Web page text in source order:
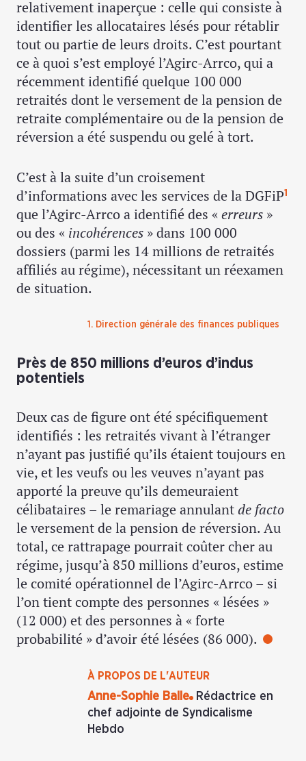
relativement inaperçue : celle qui consiste à
identifier les allocataires lésés pour rétablir
tout ou partie de leurs droits. C’est pourtant
ce à quoi s’est employé l’Agirc-Arrco, qui a
récemment identifié quelque 100 000
retraités dont le versement de la pension de
retraite complémentaire ou de la pension de
réversion a été suspendu ou gelé à tort.
1. Direction générale des finances publiques
C’est à la suite d’un croisement
d’informations avec les services de la DGFiP1
que l’Agirc-Arrco a identifié des « erreurs »
ou des « incohérences » dans 100 000
dossiers (parmi les 14 millions de retraités
affiliés au régime), nécessitant un réexamen
de situation.
Près de 850 millions d’euros d’indus
potentiels
À PROPOS DE L'AUTEUR
Anne-Sophie Balle
Rédactrice en
chef adjointe de Syndicalisme
Hebdo
Deux cas de figure ont été spécifiquement
identifiés : les retraités vivant à l’étranger
n’ayant pas justifié qu’ils étaient toujours en
vie, et les veufs ou les veuves n’ayant pas
apporté la preuve qu’ils demeuraient
célibataires – le remariage annulant de facto
le versement de la pension de réversion. Au
total, ce rattrapage pourrait coûter cher au
régime, jusqu’à 850 millions d’euros, estime
le comité opérationnel de l’Agirc-Arrco – si
l’on tient compte des personnes « lésées »
(12 000) et des personnes à « forte
probabilité » d’avoir été lésées (86 000).